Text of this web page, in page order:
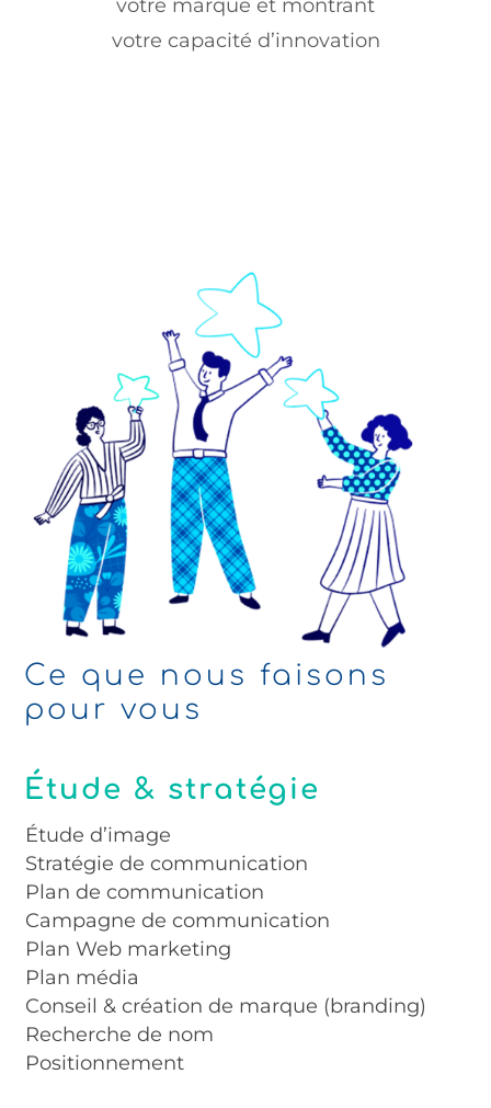
votre marque et montrant
votre capacité d’innovation
Ce que nous faisons
pour vous
Étude & stratégie
Étude d’image
Stratégie de communication
Plan de communication
Campagne de communication
Plan Web marketing
Plan média
Conseil & création de marque (branding)
Recherche de nom
Positionnement